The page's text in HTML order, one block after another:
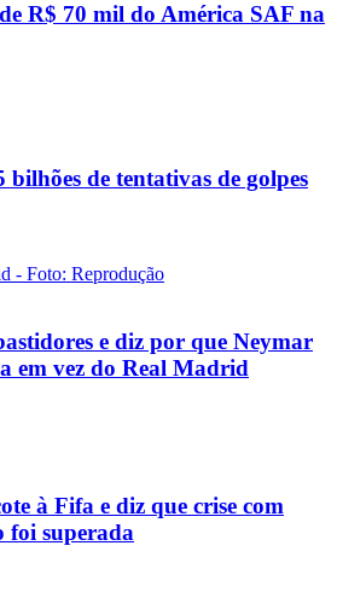
R$ 70 mil do América SAF na
de tentativas de golpes
e diz por que Neymar
em vez do Real Madrid
à Fifa e diz que crise com
superada